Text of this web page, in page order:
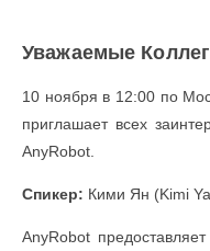
Уважаемые
10 ноября в 12:00 по
приглашает всех
AnyRobot.
Спикер: Кими Ян (Kimi
AnyRobot